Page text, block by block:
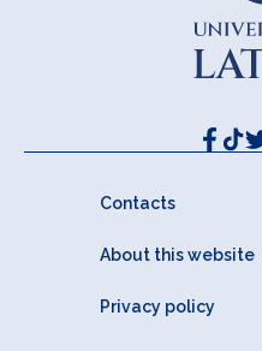
Contacts
About this website
Privacy policy